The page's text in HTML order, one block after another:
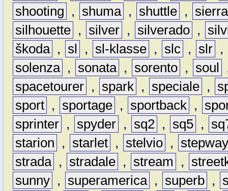
shooting
, shuma , shuttle ,
sierra
silhouette , silver , silverado ,
škoda , sl , sl-klasse , slc , slr ,
solenza , sonata , sorento , soul
spacetourer , spark , speciale ,
sport , sportage , sportback ,
sprinter , spyder , sq2 , sq5 ,
starion
, starlet , stelvio ,
strada , stradale , stream ,
sunny , superamerica , superb ,